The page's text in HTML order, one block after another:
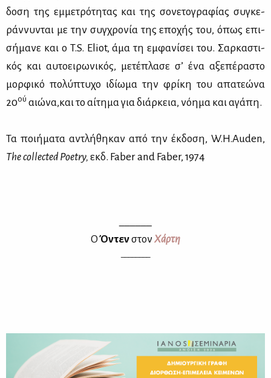
δο­ση της εμ­με­τρό­τη­τας και της σο­νε­το­γρα­φί­ας συ­γκε­
ράν­νυ­νται με την συγ­χρο­νία της επο­χής του, όπως επι­
σή­μα­νε και ο T.S. Eliot, άμα τη εμ­φα­νί­σει του. Σαρ­κα­στι­
κός και αυ­τοει­ρω­νι­κός, με­τέ­πλα­σε σ’ ένα αξε­πέ­ρα­στο
μορ­φι­κό πο­λύ­πτυ­χο ιδί­ω­μα την φρί­κη του απα­τε­ώ­να
20ού αιώ­να,και το αί­τη­μα για διάρ­κεια, νό­η­μα και αγά­πη.
Τα ποι­ή­μα­τα αντλή­θη­καν από την έκ­δο­ση, W.​H.​Auden,
Thecollected Poetry, εκδ. Faber and Faber, 1974
ΟΌντενστον Χάρ­τη